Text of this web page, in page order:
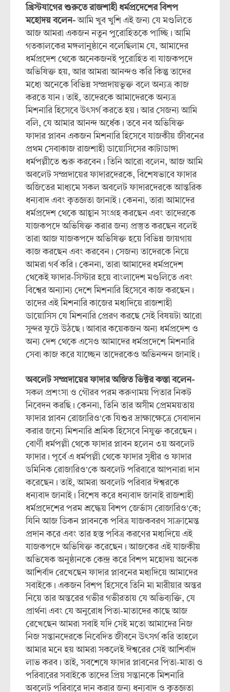
খ্রিস্টযাগের শুরুতে রাজশাহী ধর্মপ্রদেশের বিশপ
মহোদয় বলেন-আমি খুব খুশি এই জন্য যে মণ্ডলিতে
আজ আমরা একজন নতুন পুরোহিতকে পাচ্ছি। আমি
গতকালকের মঙ্গলানুষ্ঠানে বলেছিলাম যে, আমাদের
ধর্মপ্রদেশ থেকে অনেকজনই পুরোহিত বা যাজকপদে
অভিষিক্ত হয়, আর আমরা আনন্দও করি কিন্তু তাদের
মধ্যে অনেকে বিভিন্ন সম্প্রদায়ভুক্ত বলে অন্যত্র কাজ
করতে যান। তাই, তাদেরকে আমাদেরকে অন্যত্র
মিশনারি হিসেবে উৎসর্গ করতে হয়। আর সেজন্য আমি
বলি, যে আমার আনন্দ অর্ধেক। তবে নব অভিষিক্ত
ফাদার প্লাবন একজন মিশনারি হিসেবে যাজকীয় জীবনের
প্রথম সেবাকাজ রাজশাহী ডায়োসিসের কাটাডাঙ্গা
ধর্মপল্লীতে শুরু করবেন। তিনি আরো বলেন, আজ আমি
অবলেট সম্প্রদায়ের ফাদারদেরকে, বিশেষভাবে ফাদার
অজিতের মাধ্যমে সকল অবলেট ফাদারদেরকে আন্তরিক
ধন্যবাদ এবং কৃতজ্ঞতা জানাই। কেননা, তারা আমাদের
ধর্মপ্রদেশ থেকে আহ্বান সংগ্রহ করছেন এবং তাদেরকে
যাজকপদে অভিষিক্ত করার জন্য প্রস্তুত করছেন বলেই
তারা আজ যাজকপদে অভিষিক্ত হয়ে বিভিন্ন জায়গায়
কাজ করছেন এবং করবেন। সেজন্য তাদেরকে নিয়ে
আমরা গর্ব করি। কেননা, তারা আমাদের ধর্মপ্রদেশ
থেকেই ফাদার-সিস্টার হয়ে বাংলাদেশ মণ্ডলিতে এবং
বিশ্বের অন্যান্য দেশে মিশনারি হিসেবে কাজ করছেন।
তাদের এই মিশনারি কাজের মধ্যদিয়ে রাজশাহী
ডায়োসিস যে মিশনারি প্রেরণ করছে সেই বিষয়টা আরো
সুন্দর ফুটে উঠছে। আবার কয়েকজন অন্য ধর্মপ্রদেশ ও
অন্য দেশ থেকে এসেও আমাদের ধর্মপ্রদেশে মিশনারি
সেবা কাজ করে যাচ্ছেন তাদেরকেও অভিনন্দন জানাই।
অবলেট সম্প্রদায়ের ফাদার অজিত ভিক্টর কস্তা বলেন-
সকল প্রশংসা ও গৌরব পরম করুণাময় পিতার নিকট
নিবেদন করছি। কেননা, তিনি তার অসীম প্রেমময়তায়
ফাদার প্লাবন রোজারিও’কে যিশুর দ্রাক্ষাক্ষেত্রে সেবাদান
করার জন্যে মিশনারি শ্রমিক হিসেবে নিযুক্ত করেছেন।
বোর্ণী ধর্মপল্লী থেকে ফাদার প্লাবন হলেন ৩য় অবলেট
ফাদার। পূর্বে এ ধর্মপল্লী থেকে ফাদার সুধীর ও ফাদার
ডমিনিক রোজারিও’কে অবলেট পরিবারে আপনারা দান
করেছেন। তাই, আমরা অবলেট পরিবার ঈশ্বরকে
ধন্যবাদ জানাই। বিশেষ করে ধন্যবাদ জানাই রাজশাহী
ধর্মপ্রদেশের পরম শ্রদ্ধেয় বিশপ জের্ভাস রোজারিও’কে;
যিনি আজ ডিকন প্লাবনকে পবিত্র যাজকবরণ সাক্রামেন্ত
প্রদান করে এবং তার হস্ত পবিত্র করণের মধ্যদিয়ে এই
যাজকপদে অভিষিক্ত করেছেন। আজকের এই যাজকীয়
অভিষেক অনুষ্ঠানকে কেন্দ্র করে বিশপ মহোদয় অনেক
আশির্বাদ রেখেছেন ফাদার প্লাবনের মধ্যদিয়ে আমাদের
সবাইকে। একজন বিশপ হিসেবে তিনি মা মারীয়ার অন্তর
নিয়ে তার অন্তরের গভীর গভীরতায় যে অভিব্যক্তি, যে
প্রার্থনা এবং যে অনুরোধ পিতা-মাতাদের কাছে আজ
রেখেছেন আমরা সবাই যদি সেই মতো আমাদের নিজ
নিজ সন্তানদেরকে নিবেদিত জীবনে উৎসর্গ করি তাহলে
আমার মনে হয় আমরা সকলেই ঈশ্বরের সেই আশির্বাদ
লাভ করব। তাই, সবশেষে ফাদার প্লাবনের পিতা-মাতা ও
পরিবারের সবাইকে তাদের প্রিয় সন্তানকে মিশনারি
অবলেট পরিবারে দান করার জন্য ধন্যবাদ ও কৃতজ্ঞতা